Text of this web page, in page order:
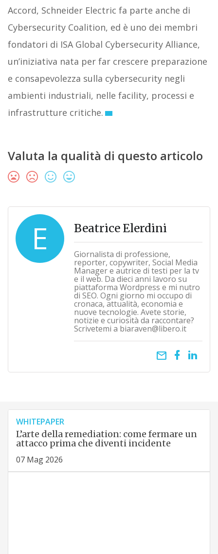
Accord, Schneider Electric fa parte anche di
Cybersecurity Coalition, ed è uno dei membri
fondatori di ISA Global Cybersecurity Alliance,
un’iniziativa nata per far crescere preparazione
e consapevolezza sulla cybersecurity negli
ambienti industriali, nelle facility, processi e
infrastrutture critiche.
Valuta la qualità di questo articolo
E Beatrice Elerdini
Giornalista di professione,
reporter, copywriter, Social Media
Manager e autrice di testi per la tv
e il web. Da dieci anni lavoro su
piattaforma Wordpress e mi nutro
di SEO. Ogni giorno mi occupo di
cronaca, attualità, economia e
nuove tecnologie. Avete storie,
notizie e curiosità da raccontare?
Scrivetemi a biaraven@libero.it
email
WHITEPAPER
L’arte della remediation: come fermare un
attacco prima che diventi incidente
07 Mag 2026